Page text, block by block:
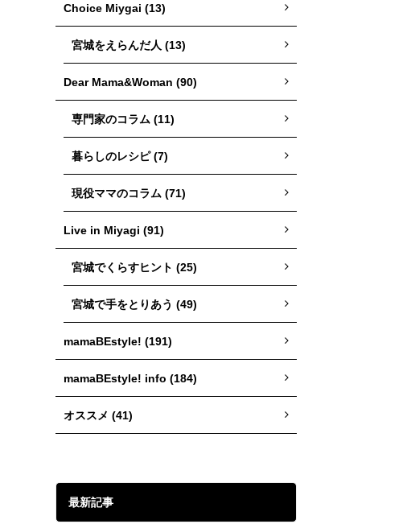
Choice Miygai (13)
宮城をえらんだ人 (13)
Dear Mama&Woman (90)
専門家のコラム (11)
暮らしのレシピ (7)
現役ママのコラム (71)
Live in Miyagi (91)
宮城でくらすヒント (25)
宮城で手をとりあう (49)
mamaBEstyle! (191)
mamaBEstyle! info (184)
オススメ (41)
最新記事